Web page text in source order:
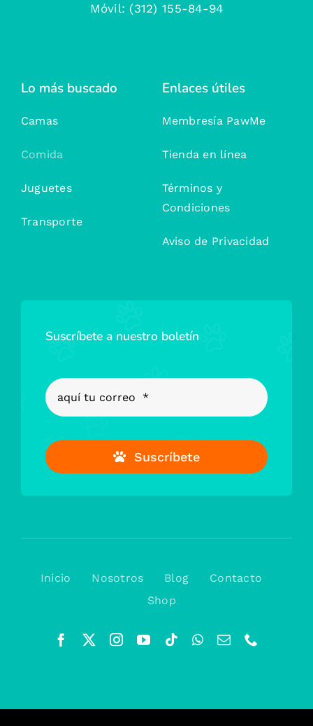
Móvil: (312) 155-84-94
Lo más buscado
Camas
Comida
Juguetes
Transporte
Enlaces útiles
Membresía PawMe
Tienda en línea
Términos y
Condiciones
Aviso de Privacidad
Suscríbete a nuestro boletín
Suscríbete
Inicio Nosotros Blog
Contacto
Shop